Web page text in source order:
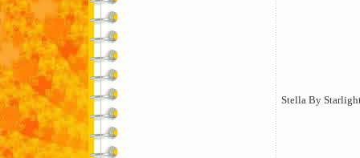
Stella By